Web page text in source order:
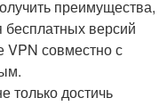
преимущества,
бесплатных версий
VPN совместно с
только достичь